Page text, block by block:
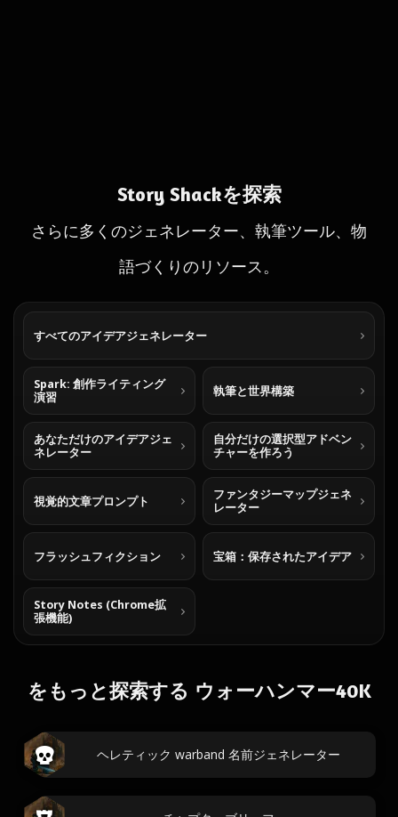
Story Shackを探索
さらに多くのジェネレーター、執筆ツール、物
語づくりのリソース。
すべてのアイデアジェネレーター
Spark: 創作ライティング
演習
執筆と世界構築
あなただけのアイデアジェ
ネレーター
自分だけの選択型アドベン
チャーを作ろう
視覚的文章プロンプト
ファンタジーマップジェネ
レーター
フラッシュフィクション 宝箱：保存されたアイデア
Story Notes (Chrome拡
張機能)
をもっと探索する ウォーハンマー40K
ヘレティック warband 名前ジェネレーター